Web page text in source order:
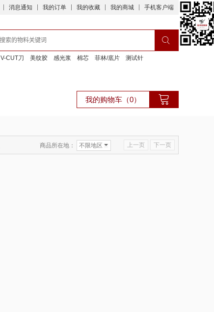
消息通知 我的订单 我的收藏 我的商城 手机客户端
V-CUT刀 美纹胶 感光浆 棉芯 菲林/底片 测试针
我的购物车（0）
上一页 下一页
商品所在地： 不限地区